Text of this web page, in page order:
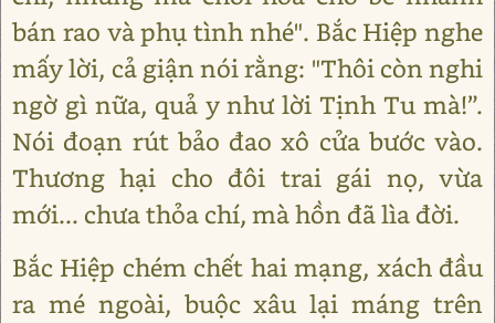
bán rao và phụ tình nhé". Bắc Hiệp nghe
mấy lời, cả giận nói rằng: "Thôi còn nghi
ngờ gì nữa, quả y như lời Tịnh Tu mà!”.
Nói đoạn rút bảo đao xô cửa bước vào.
Thương hại cho đôi trai gái nọ, vừa
mới... chưa thỏa chí, mà hồn đã lìa đời.
Bắc Hiệp chém chết hai mạng, xách đầu
ra mé ngoài, buộc xâu lại máng trên